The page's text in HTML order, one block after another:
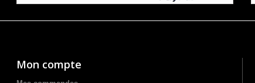
Mon compte